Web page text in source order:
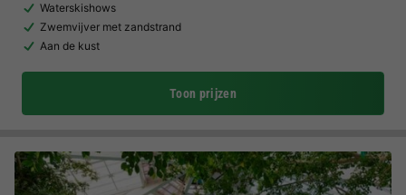
Waterskishows
Zwemvijver met zandstrand
Aan de kust
Toon prijzen